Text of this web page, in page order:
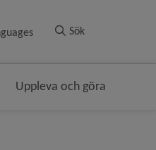
Sök
Uppleva och göra